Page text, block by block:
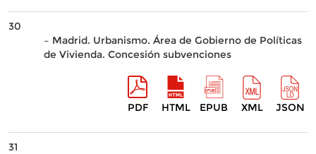
30
– Madrid. Urbanismo. Área de Gobierno de Políticas
de Vivienda. Concesión subvenciones
PDF HTML EPUB XML JSON
31